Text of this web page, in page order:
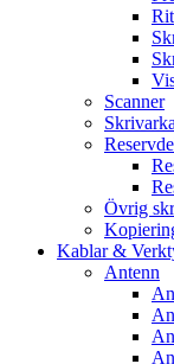
Scanner
Övrig
Kablar &
Antenn